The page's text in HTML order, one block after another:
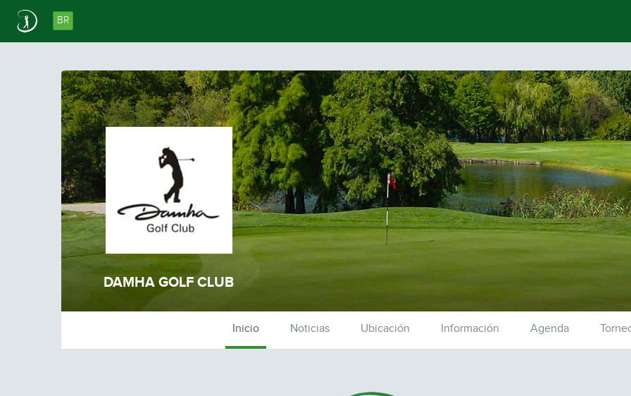
BR
DAMHA GOLF CLUB
Inicio Noticias Ubicación Información Agenda